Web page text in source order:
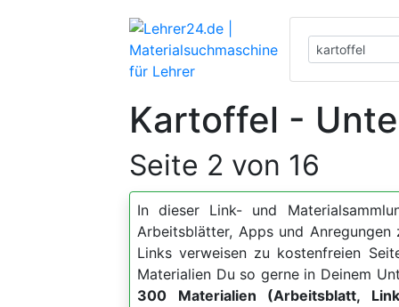
Kartoffel -
Seite 2 von 16
In dieser Link- und
Arbeitsblätter, Apps und
Links verweisen zu kostenfreien
Materialien Du so gerne in Deinem
300 Materialien (Arbeitsblatt,